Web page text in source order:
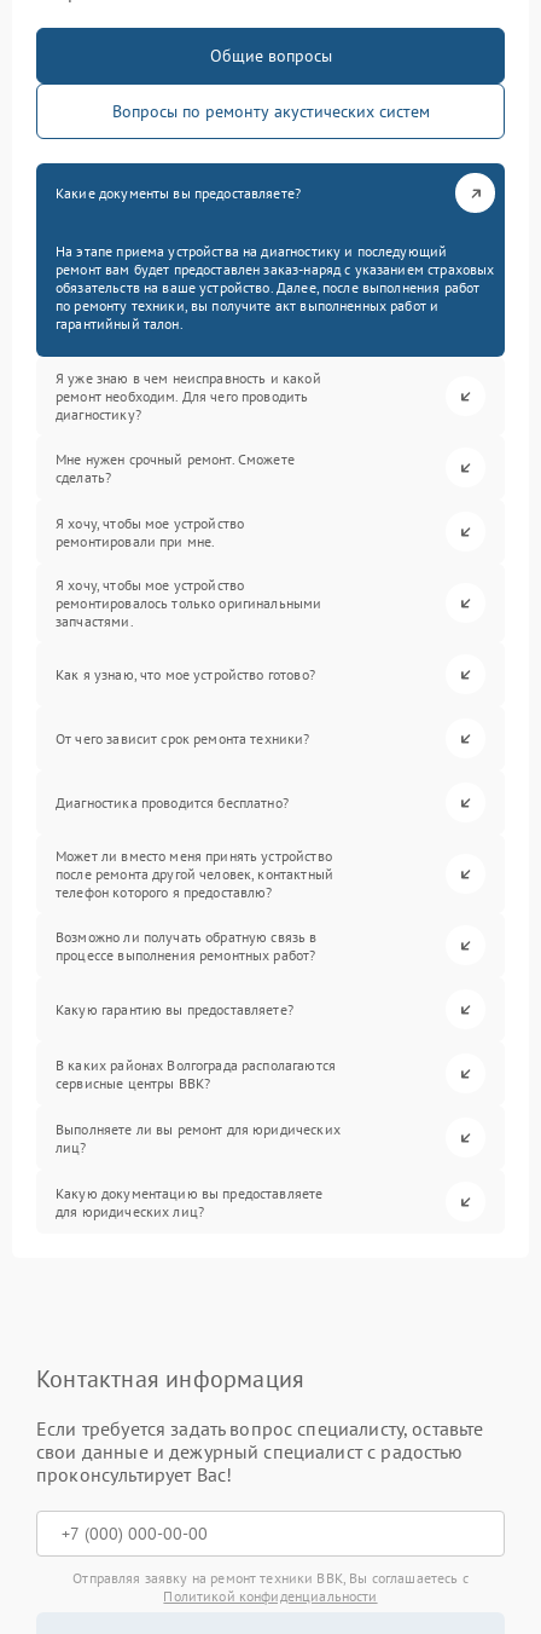
Общие вопросы
Вопросы по ремонту акустических систем
Какие документы вы предоставляете?
На этапе приема устройства на диагностику и последующий
ремонт вам будет предоставлен заказ-наряд с указанием страховых
обязательств на ваше устройство. Далее, после выполнения работ
по ремонту техники, вы получите акт выполненных работ и
гарантийный талон.
Я уже знаю в чем неисправность и какой
ремонт необходим. Для чего проводить
диагностику?
Мне нужен срочный ремонт. Сможете
сделать?
Я хочу, чтобы мое устройство
ремонтировали при мне.
Я хочу, чтобы мое устройство
ремонтировалось только оригинальными
запчастями.
Как я узнаю, что мое устройство готово?
От чего зависит срок ремонта техники?
Диагностика проводится бесплатно?
Может ли вместо меня принять устройство
после ремонта другой человек, контактный
телефон которого я предоставлю?
Возможно ли получать обратную связь в
процессе выполнения ремонтных работ?
Какую гарантию вы предоставляете?
В каких районах Волгограда располагаются
сервисные центры BBK?
Выполняете ли вы ремонт для юридических
лиц?
Какую документацию вы предоставляете
для юридических лиц?
Контактная информация
Если требуется задать вопрос специалисту, оставьте
свои данные и дежурный специалист с радостью
проконсультирует Вас!
Отправляя заявку на ремонт техники BBK, Вы соглашаетесь с
Политикой конфиденциальности